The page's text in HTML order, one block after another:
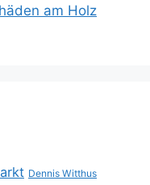
am Holz
Dennis Witthus